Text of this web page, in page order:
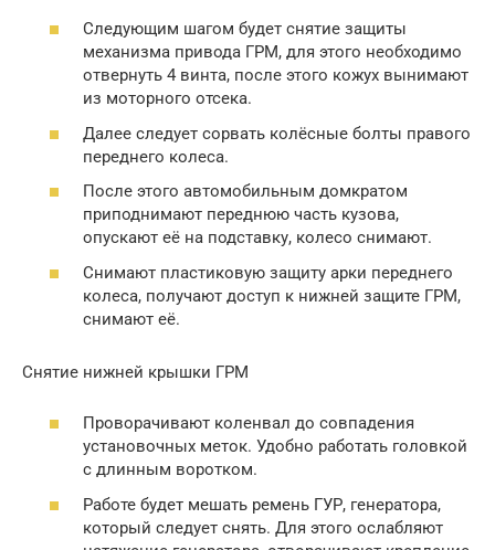
Следующим шагом будет снятие защиты
механизма привода ГРМ, для этого необходимо
отвернуть 4 винта, после этого кожух вынимают
из моторного отсека.
Далее следует сорвать колёсные болты правого
переднего колеса.
После этого автомобильным домкратом
приподнимают переднюю часть кузова,
опускают её на подставку, колесо снимают.
Снимают пластиковую защиту арки переднего
колеса, получают доступ к нижней защите ГРМ,
снимают её.
Снятие нижней крышки ГРМ
Проворачивают коленвал до совпадения
установочных меток. Удобно работать головкой
с длинным воротком.
Работе будет мешать ремень ГУР, генератора,
который следует снять. Для этого ослабляют